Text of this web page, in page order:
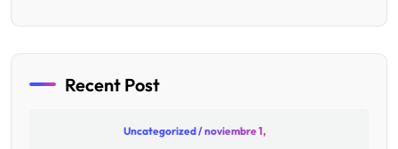
Recent Post
Uncategorized/ noviembre 1,